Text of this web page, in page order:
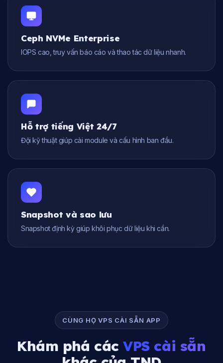
Ceph NVMe Enterprise
IOPS cao, truy vấn báo cáo và thao tác dữ liệu nhanh.
Hỗ trợ tiếng Việt 24/7
Đội kỹ thuật giúp cài module và cấu hình ban đầu.
Snapshot và sao lưu
Snapshot định kỳ giúp khôi phục dữ liệu khi cần.
CÙNG HỌ VPS CÀI SẴN APP
Khám phá cácVPS cài sẵn